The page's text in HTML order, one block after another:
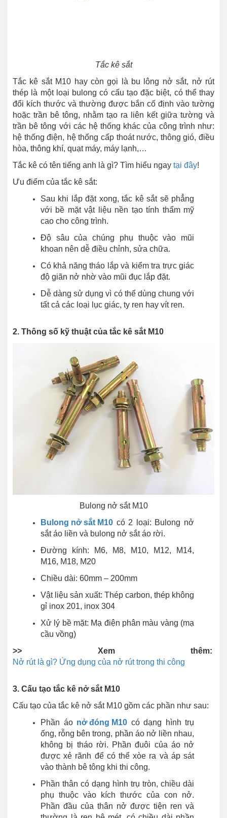
Tắc kê sắt
Tắc kê sắt M10 hay còn gọi là bu lông nở sắt, nở rút
thép là một loại bulong có cấu tạo đặc biệt, có thể thay
đổi kích thước và thường được bắn cố định vào tường
hoặc trần bê tông, nhằm tạo ra liên kết giữa tường và
trần bê tông với các hệ thống khác của công trình như:
hệ thống điện, hệ thống cấp thoát nước, thông gió, điều
hòa, thông khí, quạt máy, máy lạnh,…
Tắc kê có tên tiếng anh là gì? Tìm hiểu ngay tại đây!
Ưu điểm của tắc kê sắt:
Sau khi lắp đặt xong, tắc kê sắt sẽ phẳng
với bề mặt vật liệu nền tạo tính thẩm mỹ
cao cho công trình.
Độ sâu của chúng phụ thuộc vào mũi
khoan nên dễ điều chỉnh, sửa chữa.
Có khả năng tháo lắp và kiểm tra trực giác
độ giãn nở nhờ vào mũi đục lắp đặt.
Dễ dàng sử dụng vì có thể dùng chung với
tất cả các loại lục giác, ty ren hay vít ren.
2. Thông số kỹ thuật của tắc kê sắt M10
Bulong nở sắt M10
Bulong nở sắt M10 có 2 loại: Bulong nở
sắt áo liền và bulong nở sắt áo rời.
Đường kính: M6, M8, M10, M12, M14,
M16, M18, M20
Chiều dài: 60mm – 200mm
Vật liệu sản xuất: Thép carbon, thép không
gỉ inox 201, inox 304
Xử lý bề mặt: Mạ điện phân màu vàng (mạ
cầu vồng)
>> Xem thêm:
Nở rút là gì? Ứng dụng của nở rút trong thi công
3. Cấu tạo tắc kê nở sắt M10
Cấu tạo của tắc kê nở sắt M10 gồm các phần như sau:
Phần áo nở đóng M10 có dạng hình trụ
ống, rỗng bên trong, phần áo nở liền nhau,
không bị tháo rời. Phần đuôi của áo nở
được xẻ rãnh để có thể xòe ra và áp sát
vào thành bê tông khi thi công.
Phần thân có dạng hình trụ tròn, chiều dài
phụ thuộc vào kích thước của con nở.
Phần đầu của thân nở được tiện ren và